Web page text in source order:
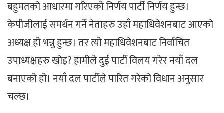
बहुमतको आधारमा गरिएको निर्णय पार्टी निर्णय हुन्छ।
केपीजीलाई समर्थन गर्ने नेताहरु उहाँ महाधिवेशनबाट आएको
अध्यक्ष हो भन्नु हुन्छ। तर त्यो महाधिवेशनबाट निर्वाचित
उपाध्यक्षहरु खोइ? हामीले दुई पार्टी विलय गरेर नयाँ दल
बनाएको हो। नयाँ दल पार्टीले पारित गरेको विधान अनुसार
चल्छ।